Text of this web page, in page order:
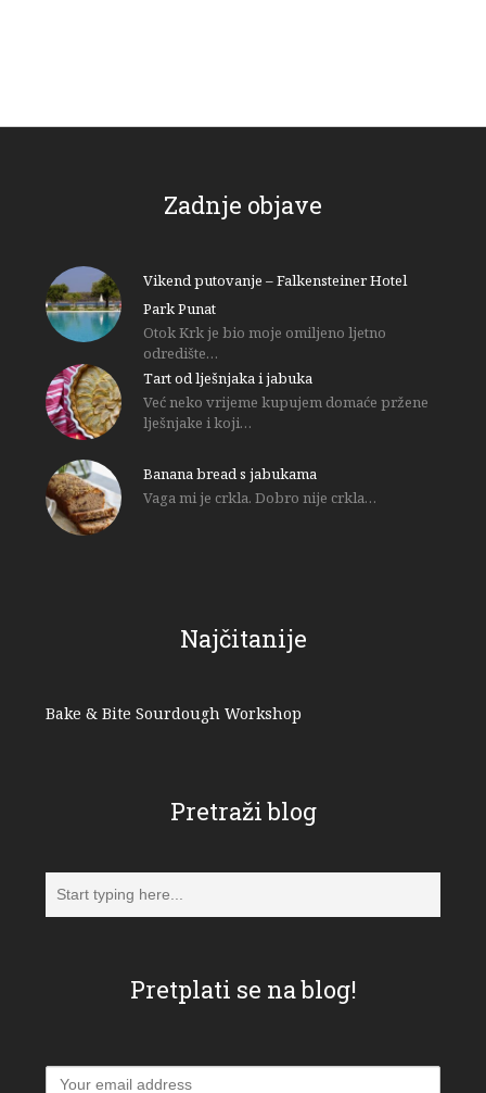
Zadnje objave
Vikend putovanje – Falkensteiner Hotel
Park Punat
Otok Krk je bio moje omiljeno ljetno
odredište…
Tart od lješnjaka i jabuka
Već neko vrijeme kupujem domaće pržene
lješnjake i koji…
Banana bread s jabukama
Vaga mi je crkla. Dobro nije crkla…
Najčitanije
Bake & Bite Sourdough Workshop
Pretraži blog
Pretplati se na blog!